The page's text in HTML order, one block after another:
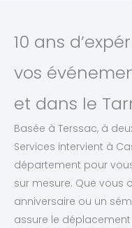
10 ans
vos
et dans le
Basée à Terssac, à
Services intervient à
département pour
sur mesure. Que vous
anniversaire ou un
assure le